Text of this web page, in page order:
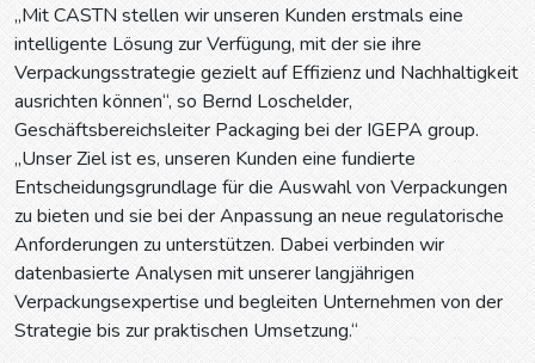
„Mit CASTN stellen wir unseren Kunden erstmals eine
intelligente Lösung zur Verfügung, mit der sie ihre
Verpackungsstrategie gezielt auf Effizienz und Nachhaltigkeit
ausrichten können“, so Bernd Loschelder,
Geschäftsbereichsleiter Packaging bei der IGEPA group.
„Unser Ziel ist es, unseren Kunden eine fundierte
Entscheidungsgrundlage für die Auswahl von Verpackungen
zu bieten und sie bei der Anpassung an neue regulatorische
Anforderungen zu unterstützen. Dabei verbinden wir
datenbasierte Analysen mit unserer langjährigen
Verpackungsexpertise und begleiten Unternehmen von der
Strategie bis zur praktischen Umsetzung.“